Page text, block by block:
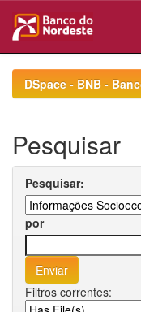
navigationDSpace - BNB -
Pesquisar
Pesquisar:
por
Filtros correntes: